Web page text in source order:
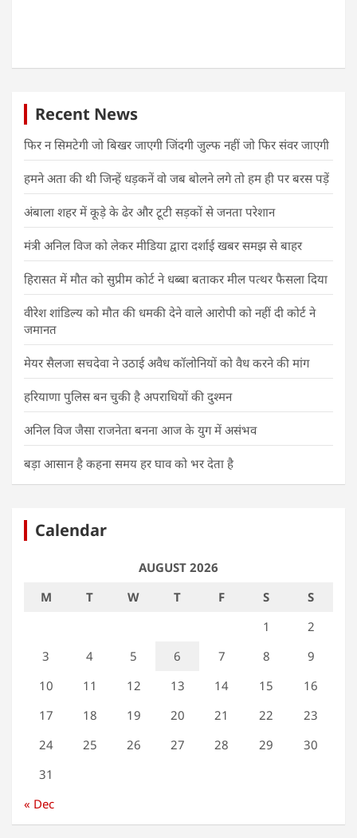
Recent News
फिर न सिमटेगी जो बिखर जाएगी जिंदगी जुल्फ नहीं जो फिर संवर जाएगी
हमने अता की थी जिन्हें धड़कनें वो जब बोलने लगे तो हम ही पर बरस पड़ें
अंबाला शहर में कूड़े के ढेर और टूटी सड़कों से जनता परेशान
मंत्री अनिल विज को लेकर मीडिया द्वारा दर्शाई खबर समझ से बाहर
हिरासत में मौत को सुप्रीम कोर्ट ने धब्बा बताकर मील पत्थर फैसला दिया
वीरेश शांडिल्य को मौत की धमकी देने वाले आरोपी को नहीं दी कोर्ट ने
जमानत
मेयर सैलजा सचदेवा ने उठाई अवैध कॉलोनियों को वैध करने की मांग
हरियाणा पुलिस बन चुकी है अपराधियों की दुश्मन
अनिल विज जैसा राजनेता बनना आज के युग में असंभव
बड़ा आसान है कहना समय हर घाव को भर देता है
Calendar
AUGUST 2026
M
T W T F S
S
1
2
3
4 5 6 7 8
9
10
11 12 13 14 15
16
17
18 19 20 21 22
23
24
25 26 27 28 29
30
31
« Dec